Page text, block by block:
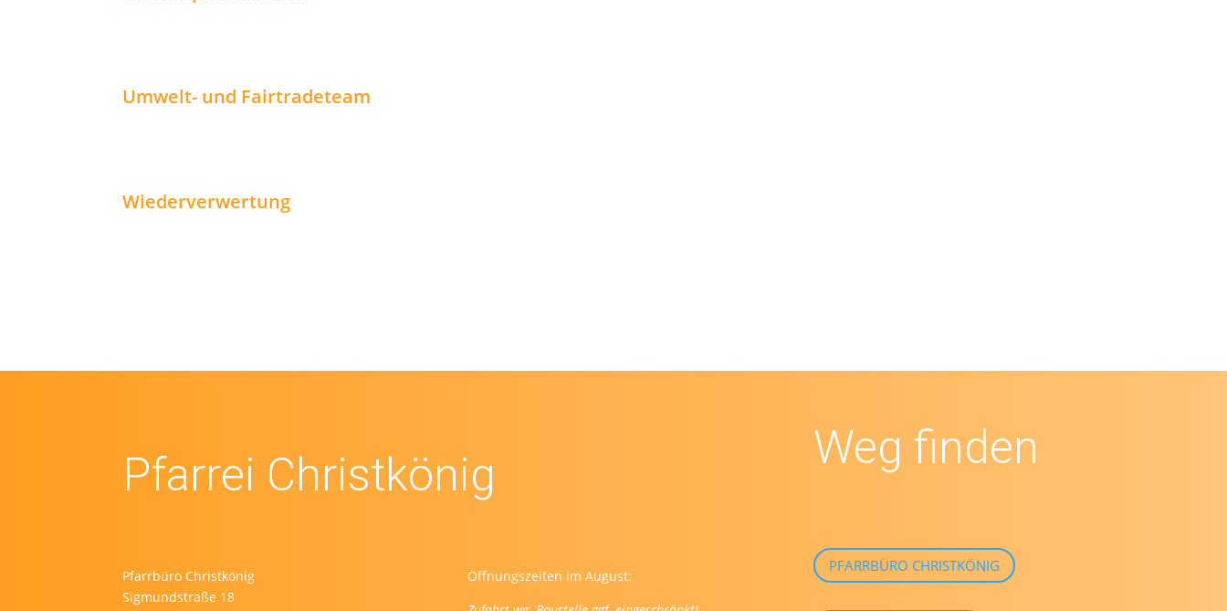
Umwelt- und Fairtradeteam
Wiederverwertung
Pfarrei Christkönig
Pfarrbüro Christkönig
Sigmundstraße 18
Öffnungszeiten im August:
Weg finden
PFARRBÜRO CHRISTKÖNIG